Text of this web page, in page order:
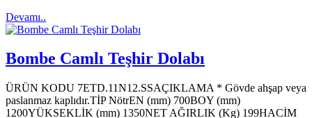
Devamı..
Bombe Camlı Teşhir Dolabı
ÜRÜN KODU 7ETD.11N12.SSAÇIKLAMA * Gövde ahşap veya
paslanmaz kaplıdır.TİP NötrEN (mm) 700BOY (mm)
1200YÜKSEKLİK (mm) 1350NET AĞIRLIK (Kg) 199HACİM